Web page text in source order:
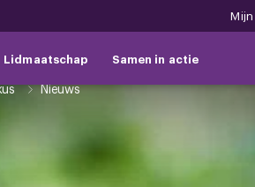
Mijn
Lidmaatschap Samen in actie
Nieuws